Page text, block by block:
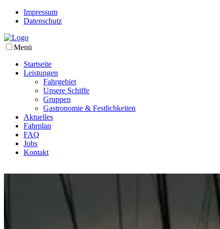
Impressum
Datenschutz
Menü
Startseite
Leistungen
Fahrgebiet
Unsere Schiffe
Gruppen
Gastronomie & Festlichkeiten
Aktuelles
Fahrplan
FAQ
Jobs
Kontakt